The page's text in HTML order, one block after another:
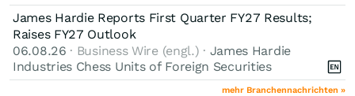
James Hardie Reports First Quarter FY27 Results;
Raises FY27 Outlook
06.08.26 · Business Wire (engl.) · James Hardie
Industries Chess Units of Foreign Securities
mehr Branchennachrichten »